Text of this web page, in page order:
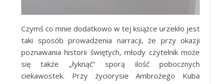
Czymś co mnie dodatkowo w tej książce urzekło jest
taki sposób prowadzenia narracji, że przy okazji
poznawania historii świętych, młody czytelnik może
się także „łyknąć” sporą ilość pobocznych
ciekawostek. Przy życiorysie Ambrożego Kuba